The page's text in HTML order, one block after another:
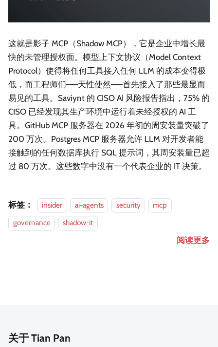
这就是影子 MCP（Shadow MCP），它是企业中增长最
快的未管理授权面。模型上下文协议（Model Context
Protocol）使得将任何工具接入任何 LLM 的成本变得极
低，而工程师们——天性使然——首先接入了那些最显而
易见的工具。Saviynt 的 CISO AI 风险报告指出，75% 的
CISO 已经发现其生产环境中运行着未经授权的 AI 工
具。GitHub MCP 服务器在 2026 年初的周安装量突破了
200 万次。Postgres MCP 服务器允许 LLM 对开发者能
接触到的任何数据库执行 SQL 提示词，其周安装量已超
过 80 万次。这些数字中没有一个代表企业的 IT 决策。
标签： insider ai-agents security
mcp
governance
shadow-it
阅读更多
关于 Tian Pan